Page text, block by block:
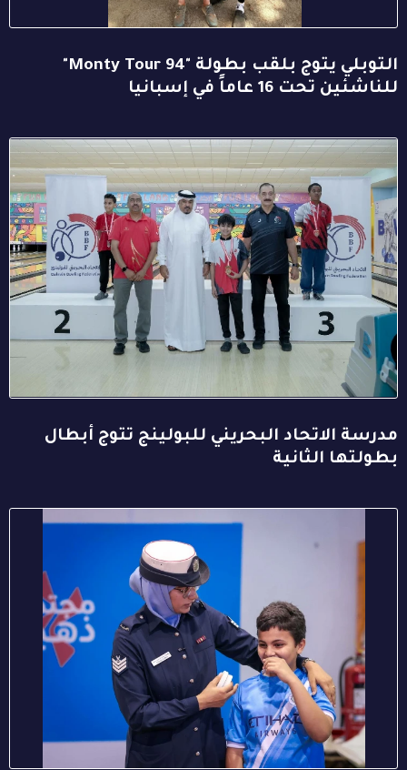
التوبلي يتوج بلقب بطولة "94 Monty Tour"
للناشئين تحت 16 عاماً في إسبانيا
مدرسة الاتحاد البحريني للبولينج تتوج أبطال
بطولتها الثانية